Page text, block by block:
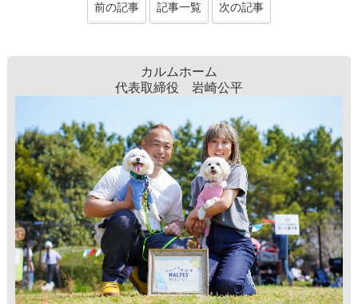
前の記事 記事一覧 次の記事
カルムホーム
代表取締役 岩崎公平